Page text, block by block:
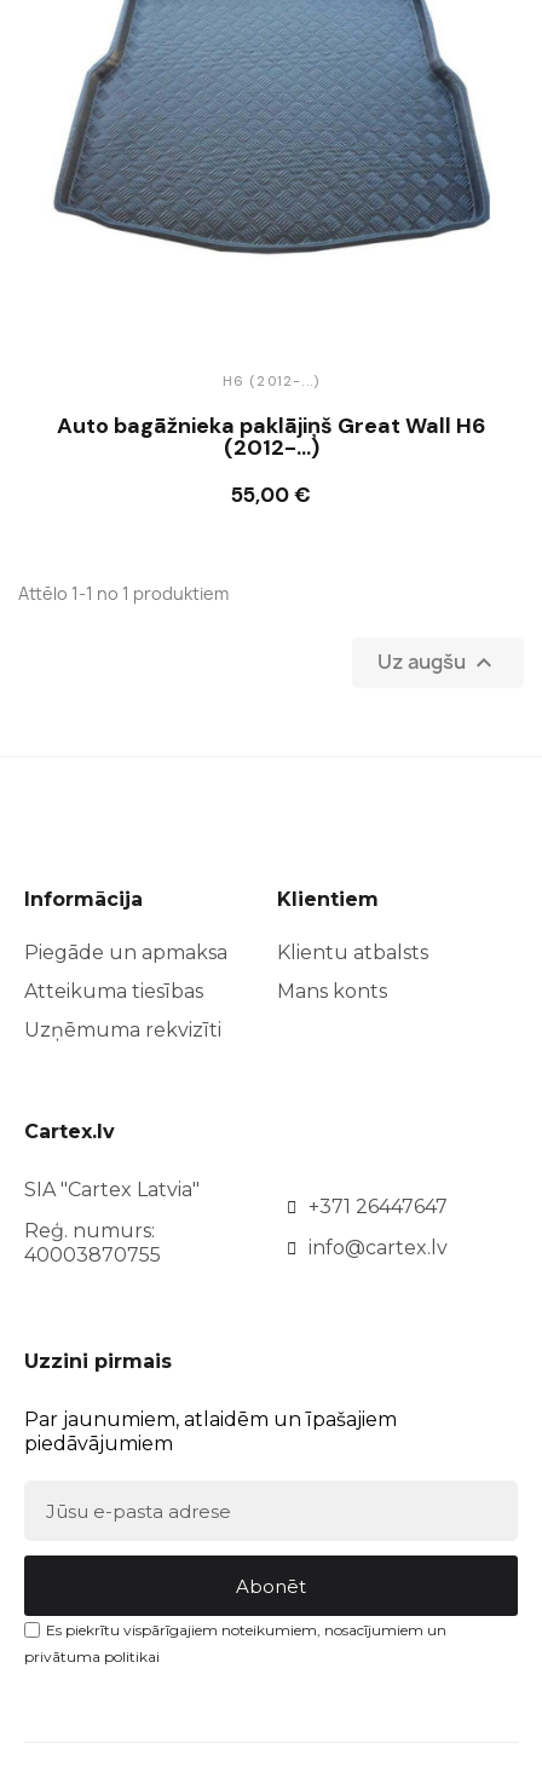
H6 (2012-...)
Auto bagāžnieka paklājiņš Great Wall H6
(2012-...)
55,00 €
Ielikt grozā
Attēlo 1-1 no 1 produktiem
Uz augšu 
Informācija
Piegāde un apmaksa
Atteikuma tiesības
Uzņēmuma rekvizīti
Klientiem
Klientu atbalsts
Mans konts
Cartex.lv
SIA "Cartex Latvia"
Reģ. numurs:
40003870755
+371 26447647
info@cartex.lv
Uzzini pirmais
Par jaunumiem, atlaidēm un īpašajiem
piedāvājumiem
Abonēt
Es piekrītu vispārīgajiem noteikumiem, nosacījumiem un
privātuma politikai